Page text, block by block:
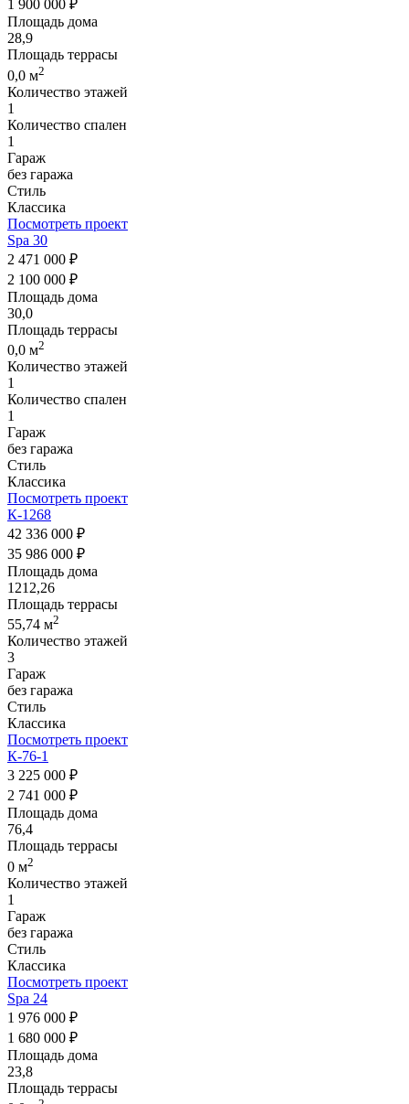
1 900 000 ₽
Площадь дома
28,9
Площадь террасы
0,0 м2
Количество этажей
1
Количество спален
1
Гараж
без гаража
Стиль
Классика
Посмотреть проект
Spa 30
2 471 000 ₽
2 100 000 ₽
Площадь дома
30,0
Площадь террасы
0,0 м2
Количество этажей
1
Количество спален
1
Гараж
без гаража
Стиль
Классика
Посмотреть проект
К-1268
42 336 000 ₽
35 986 000 ₽
Площадь дома
1212,26
Площадь террасы
55,74 м2
Количество этажей
3
Гараж
без гаража
Стиль
Классика
Посмотреть проект
К-76-1
3 225 000 ₽
2 741 000 ₽
Площадь дома
76,4
Площадь террасы
0 м2
Количество этажей
1
Гараж
без гаража
Стиль
Классика
Посмотреть проект
Spa 24
1 976 000 ₽
1 680 000 ₽
Площадь дома
23,8
Площадь террасы